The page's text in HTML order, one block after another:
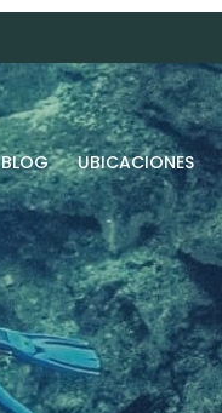
BLOG UBICACIONES